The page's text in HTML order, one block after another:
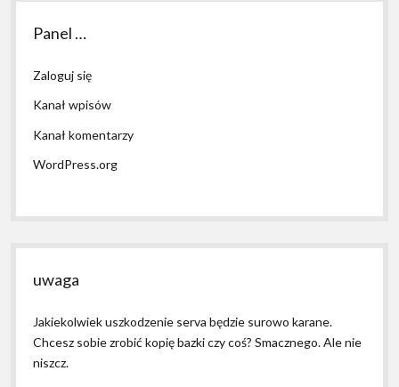
Panel …
Zaloguj się
Kanał wpisów
Kanał komentarzy
WordPress.org
uwaga
Jakiekolwiek uszkodzenie serva będzie surowo karane.
Chcesz sobie zrobić kopię bazki czy coś? Smacznego. Ale nie
niszcz.